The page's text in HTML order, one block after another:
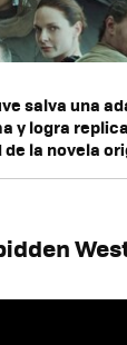
salva una
y logra
la novela